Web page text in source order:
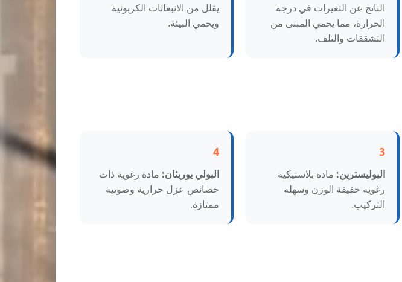
الناتج عن التغيرات في درجة
الحرارة، مما يحمي المبنى من
التشققات والتلف.
يقلل من الانبعاثات الكربونية
ويحمي البيئة.
3
البوليسترين: مادة بلاستيكية
رغوية خفيفة الوزن وسهلة
التركيب.
4
البولي يوريثان: مادة رغوية ذات
خصائص عزل حرارية وصوتية
ممتازة.